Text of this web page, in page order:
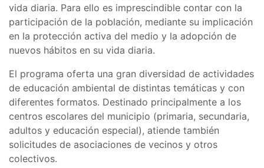
vida diaria. Para ello es imprescindible contar con la
participación de la población, mediante su implicación
en la protección activa del medio y la adopción de
nuevos hábitos en su vida diaria.
El programa oferta una gran diversidad de actividades
de educación ambiental de distintas temáticas y con
diferentes formatos. Destinado principalmente a los
centros escolares del municipio (primaria, secundaria,
adultos y educación especial), atiende también
solicitudes de asociaciones de vecinos y otros
colectivos.